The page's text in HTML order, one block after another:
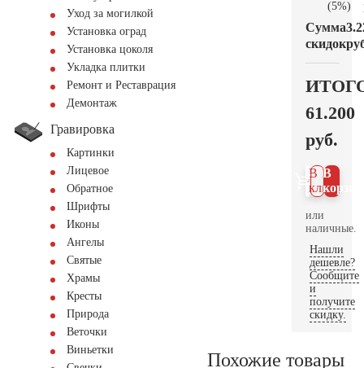
Уход за могилкой
Установка оград
Установка цоколя
Укладка плитки
Ремонт и Реставрация
Демонтаж
Гравировка
Картинки
Лицевое
Обратное
Шрифты
Иконы
Ангелы
Святые
Храмы
Кресты
Природа
Веточки
Виньетки
(5%)
Сумма
скидок
61.200
руб.
В
В 1
клик
или
наличные.
Нашли
дешевле?
Сообщите
и
получите
скидку.
Похожие товары